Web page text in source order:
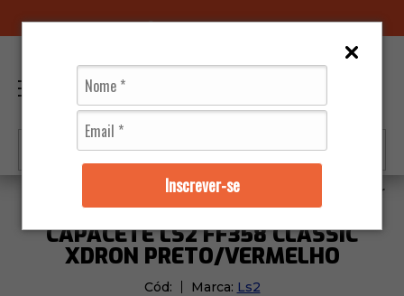
Inscrever-se
Capacete Ls2 FF358 Classic
CAPACETE LS2 FF358 CLASSIC
XDRON PRETO/VERMELHO
Cód: Marca: Ls2